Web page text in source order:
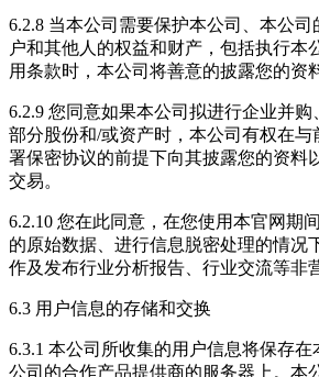
6.2.8 当本公司需要保护本公司、本公司
户和其他人的权益和财产，包括执行本
用条款时，本公司将善意的披露您的资
6.2.9 您同意如果本公司拟进行企业并
部分股份和/或资产时，本公司有权在
署保密协议的前提下向其披露您的资料
交易。
6.2.10 您在此同意，在您使用本官网期
的原始数据、进行信息脱密处理的情况
作及发布行业分析报告、行业交流等非
6.3 用户信息的存储和交换
6.3.1 本公司所收集的用户信息将保存
公司的合作产品提供商的服务器上。本